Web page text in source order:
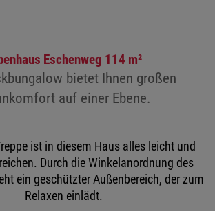
Eschenweg 114 m²
bietet Ihnen großen
auf einer Ebene.
ist in diesem Haus alles leicht und
Durch die Winkelanordnung des
ein geschützter Außenbereich, der zum
Relaxen einlädt.